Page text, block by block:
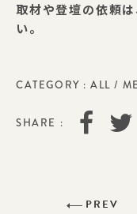
取材や登壇の依頼は
い。
CATEGORY : ALL /
SHARE :
PREV